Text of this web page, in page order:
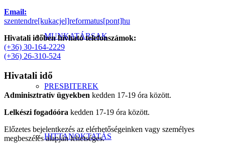
MUNKATÁRSAK
PRESBITEREK
HITTANOKTATÁS
Email:
szentendre[kukacjel]reformatus[pont]hu
Hivatali időben hívható telefonszámok:
(+36) 30-164-2229
(+36) 26-310-524
Hivatali idő
Adminisztratív ügyekben kedden 17-19 óra között.
Lelkészi fogadóóra kedden 17-19 óra között.
Előzetes bejelentkezés az elérhetőségeinken vagy személyes
megbeszélés alapján lehetséges.